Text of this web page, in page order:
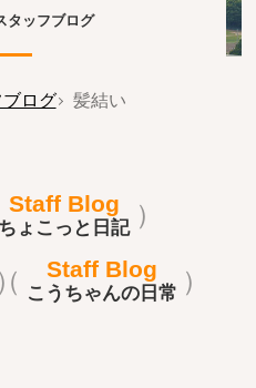
タッフブログ
ログ 髪結い
Staff Blog
ちょこっと日記
Staff Blog
こうちゃんの日常